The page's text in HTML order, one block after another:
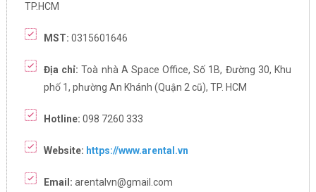
TP.HCM
MST: 0315601646
Địa chỉ: Toà nhà A Space Office, Số 1B, Đường 30, Khu
phố 1, phường An Khánh (Quận 2 cũ), TP. HCM
Hotline: 098 7260 333
Website: https://www.arental.vn
Email: arentalvn@gmail.com